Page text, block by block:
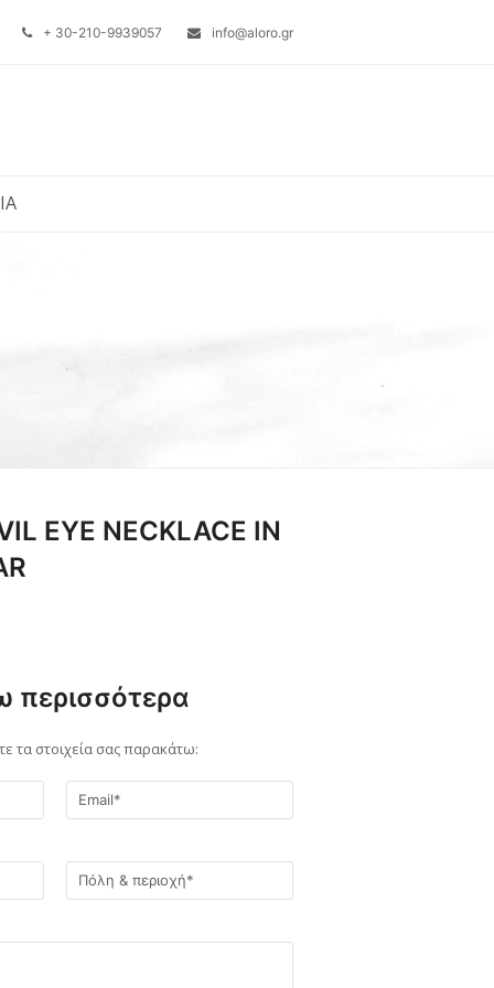
+ 30-210-9939057 info@aloro.gr
EYE NECKLACE IN
τα στοιχεία σας παρακάτω: